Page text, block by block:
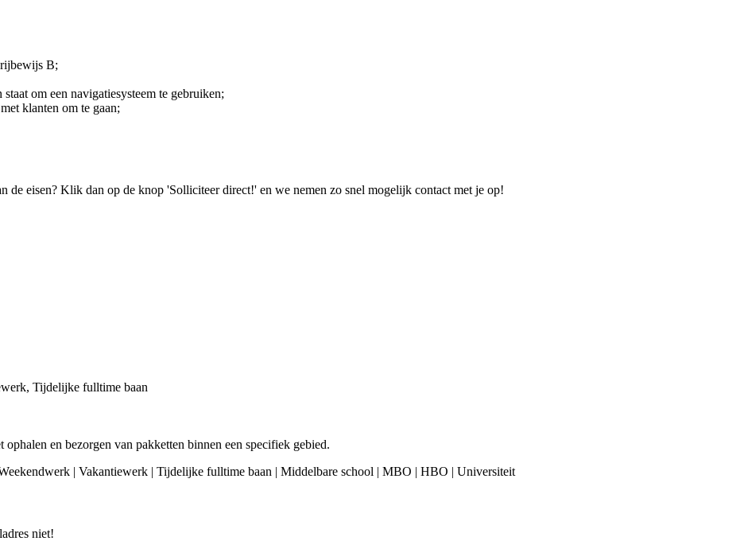
B;
om een navigatiesysteem te gebruiken;
klanten om te gaan;
de eisen? Klik dan op de knop 'Solliciteer direct!' en we nemen zo snel mogelijk contact met je op!
Tijdelijke fulltime baan
en bezorgen van pakketten binnen een specifiek gebied.
| Vakantiewerk | Tijdelijke fulltime baan | Middelbare school | MBO | HBO | Universiteit
niet!